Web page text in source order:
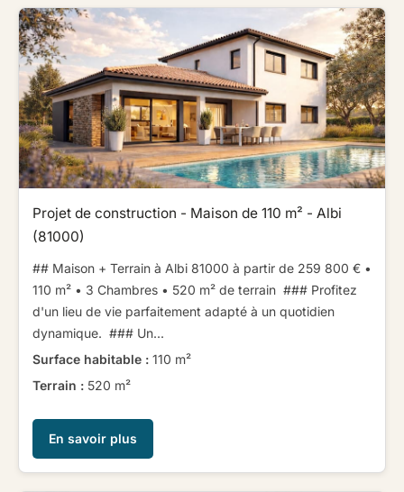
Projet de construction - Maison de 110 m² - Albi
(81000)
## Maison + Terrain à Albi 81000 à partir de 259 800 € ​ ​•
110 m² • 3 Chambres • 520 m² de terrain ​ ​ ​ ​### Profitez
d'un lieu de vie parfaitement adapté à un quotidien
dynamique. ​ ​ ​ ​### Un...
Surface habitable : 110 m²
Terrain : 520 m²
En savoir plus